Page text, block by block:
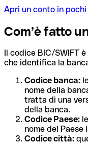
Apri un conto in
Com’è fatto
Il codice BIC/SWIFT
che identifica la
Codice banca:
nome della
tratta di una
della banca.
Codice Paese:
nome del Paese
Codice città: